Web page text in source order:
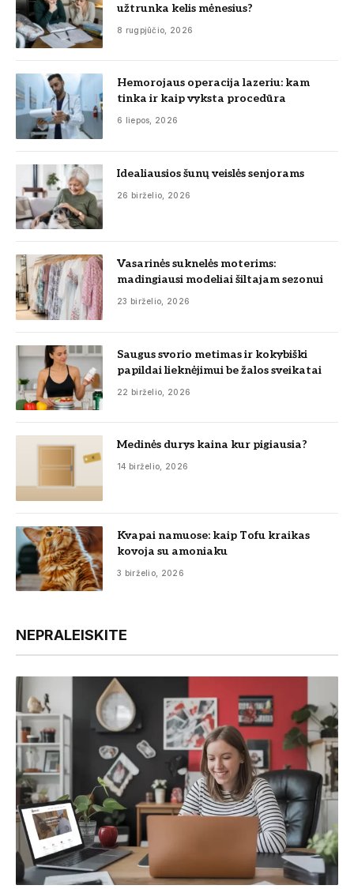
užtrunka kelis mėnesius?
8 rugpjūčio, 2026
Hemorojaus operacija lazeriu: kam
tinka ir kaip vyksta procedūra
6 liepos, 2026
Idealiausios šunų veislės senjorams
26 birželio, 2026
Vasarinės suknelės moterims:
madingiausi modeliai šiltajam sezonui
23 birželio, 2026
Saugus svorio metimas ir kokybiški
papildai lieknėjimui be žalos sveikatai
22 birželio, 2026
Medinės durys kaina kur pigiausia?
14 birželio, 2026
Kvapai namuose: kaip Tofu kraikas
kovoja su amoniaku
3 birželio, 2026
NEPRALEISKITE